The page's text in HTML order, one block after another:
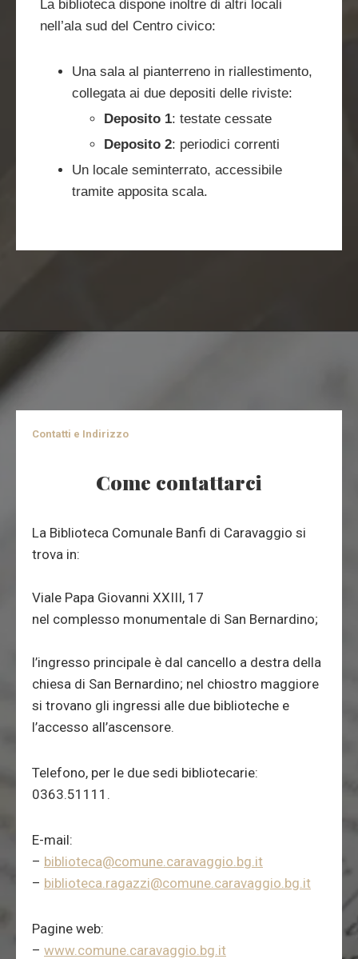
La biblioteca dispone inoltre di altri locali
nell’ala sud del Centro civico:
Una sala al pianterreno in riallestimento,
collegata ai due depositi delle riviste:
Deposito 1: testate cessate
Deposito 2: periodici correnti
Un locale seminterrato, accessibile
tramite apposita scala.
Contatti e Indirizzo
Come contattarci
La Biblioteca Comunale Banfi di Caravaggio si
trova in:
Viale Papa Giovanni XXIII, 17
nel complesso monumentale di San Bernardino;
l’ingresso principale è dal cancello a destra della
chiesa di San Bernardino; nel chiostro maggiore
si trovano gli ingressi alle due biblioteche e
l’accesso all’ascensore.
Telefono, per le due sedi bibliotecarie:
0363.51111.
E-mail:
– biblioteca@comune.caravaggio.bg.it
– biblioteca.ragazzi@comune.caravaggio.bg.it
Pagine web:
– www.comune.caravaggio.bg.it